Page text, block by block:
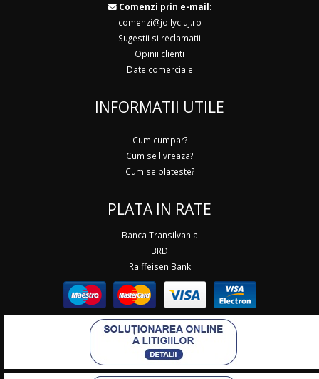
Comenzi prin e-mail:
comenzi@jollycluj.ro
Sugestii si reclamatii
Opinii clienti
Date comerciale
INFORMATII UTILE
Cum cumpar?
Cum se livreaza?
Cum se plateste?
PLATA IN RATE
Banca Transilvania
BRD
Raiffeisen Bank